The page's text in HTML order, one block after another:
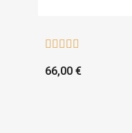
    
66,00 €